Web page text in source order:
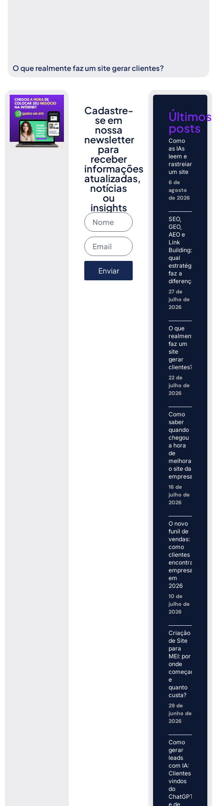
O que realmente faz um site gerar clientes?
Cadastre-
se em
nossa
newsletter
para
receber
informações
atualizadas,
notícias
ou
insights
Enviar
Últimos
posts
Como
as IAs
leem e
rastreiam
um site
6 de
agosto
de 2026
SEO,
GEO,
AEO e
Link
Building:
qual
estratégia
faz a
diferença?
27 de
julho de
2026
O que
realmente
faz um
site
gerar
clientes?
22 de
julho de
2026
Como
saber
quando
chegou
a hora
de
melhorar
o site da
empresa
16 de
julho de
2026
O novo
funil de
vendas:
como
clientes
encontram
empresas
em
2026
10 de
julho de
2026
Criação
de Site
para
MEI: por
onde
começar
e
quanto
custa?
29 de
junho de
2026
Como
gerar
leads
com IA:
Clientes
vindos
do
ChatGPT
e de